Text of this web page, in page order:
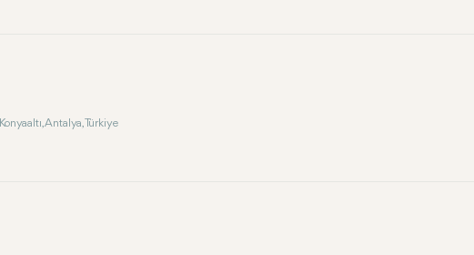
Konyaaltı, Antalya, Türkiye